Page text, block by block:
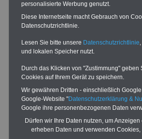
Neu
Beamte
Das beliebte
und Beamte"
personalisierte Werbung genutzt.
Diese Internetseite macht Gebrauch von
Datenschutzrichtlinie.
Lesen Sie bitte unsere Datenschutzrichtlinie
und lokalen Speicher nutzt.
Durch das Klicken von "Zustimmung"
Cookies auf Ihrem Gerät zu speichern.
Wir gewähren Dritten - einschließlich
Google-Website "Datenschutzerklärung &
Google ihre personenbezogenen Daten
Dürfen wir Ihre Daten nutzen, um
erheben Daten und verwenden